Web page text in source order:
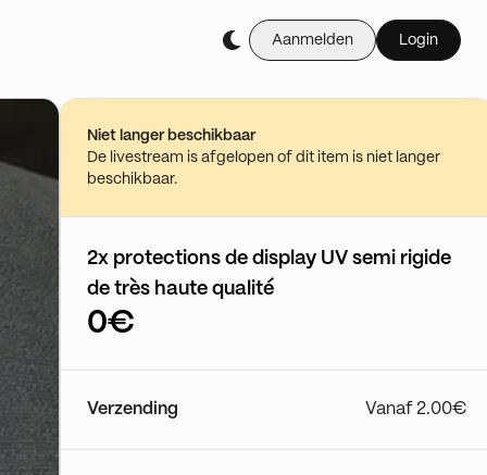
Aanmelden Login
Niet langer beschikbaar
De livestream is afgelopen of dit item is niet langer
beschikbaar.
2x protections de display UV semi rigide
de très haute qualité
0€
Verzending Vanaf 2.00€